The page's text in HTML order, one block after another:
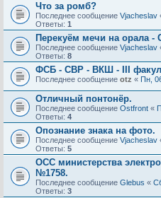
Что за ромб?
Последнее сообщение Vjacheslav
Ответы: 1
Перекуём мечи на орала -
Последнее сообщение Vjacheslav
Ответы: 8
ФСБ - СВР - ВКШ - III
Последнее сообщение otz « Пн,
Отличный понтонёр.
Последнее сообщение Ostfront «
Ответы: 4
Опознание знака на фото.
Последнее сообщение Vjacheslav
Ответы: 5
ОСС министерства
№1758.
Последнее сообщение Glebus «
Ответы: 3